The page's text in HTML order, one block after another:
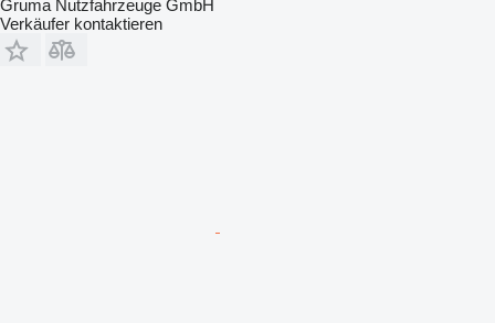
Gruma Nutzfahrzeuge GmbH
Verkäufer kontaktieren